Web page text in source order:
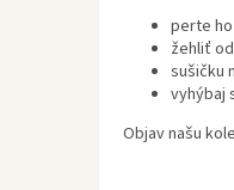
perte ho
žehliť
sušičku
vyhýbaj
Objav našu